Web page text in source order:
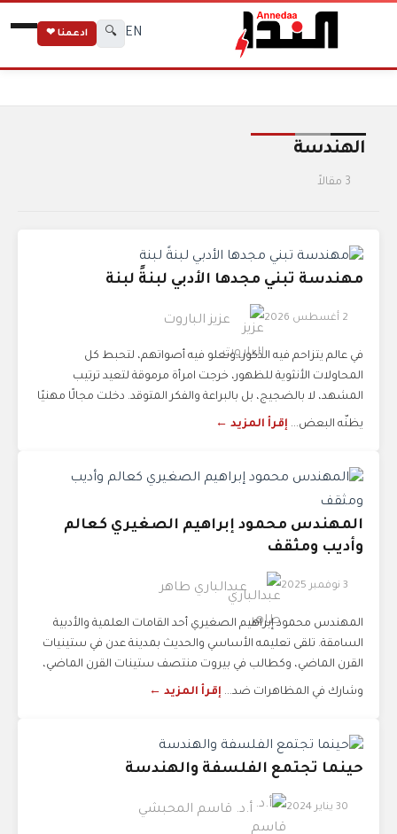
EN
🔍 ادعمنا ❤
الهندسة
3 مقالاً
مهندسة تبني مجدها الأدبي لبنةً لبنة
2 أغسطس 2026 عزيز الباروت
في عالم يتزاحم فيه الذكور، وتعلو فيه أصواتهم، لتحبط كل
المحاولات الأنثوية للظهور، خرجت امرأة مرموقة لتعيد ترتيب
المشهد، لا بالضجيج، بل بالبراعة والفكر المتوقد. دخلت مجالًا مهنيًا
يظنّه البعض... إقرأ المزيد ←
المهندس محمود إبراهيم الصغيري كعالم
وأديب ومثقف
3 نوفمبر 2025 عبدالباري طاهر
المهندس محمود إبراهيم الصغيري أحد القامات العلمية والأدبية
السامقة. تلقى تعليمه الأساسي والحديث بمدينة عدن في ستينيات
القرن الماضي، وكطالب في بيروت منتصف ستينات القرن الماضي،
وشارك في المظاهرات ضد... إقرأ المزيد ←
حينما تجتمع الفلسفة والهندسة
30 يناير 2024 أ.د. قاسم المحبشي